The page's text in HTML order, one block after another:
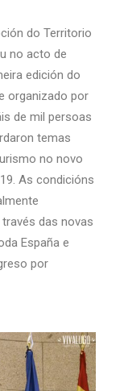
do Territorio
no acto de
edición do
organizado por
de mil persoas
temas
no novo
As condicións
das novas
España e
por